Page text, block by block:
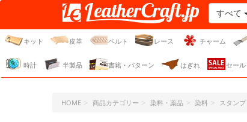
レザークラフト・ドット・
ジェーピー
すべて
キット 皮革 ベルト レース チャーム
時計 半製品 書籍・パターン はぎれ セール
HOME 商品カテゴリー 染料・薬品 染料 スタンプ